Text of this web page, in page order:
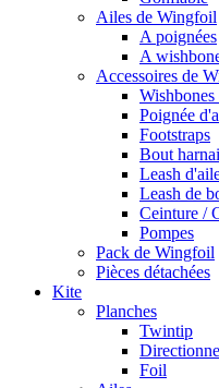
Ailes de Wingfoil
A poignées
A
Accessoires de
Wishbones
Poignée
Footstraps
Bout
Leash
Leash de
Ceinture /
Pompes
Pack de Wingfoil
Pièces détachées
Kite
Planches
Twintip
Foil